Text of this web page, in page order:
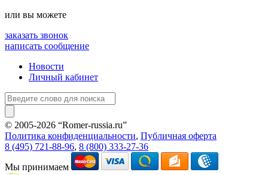
или вы можете
заказать звонок
написать сообщение
Новости
Личный кабинет
© 2005-2026 “Romer-russia.ru”
Политика конфиденциальности, Публичная оферта
8 (495) 721-88-96, 8 (800) 333-27-36
Мы принимаем